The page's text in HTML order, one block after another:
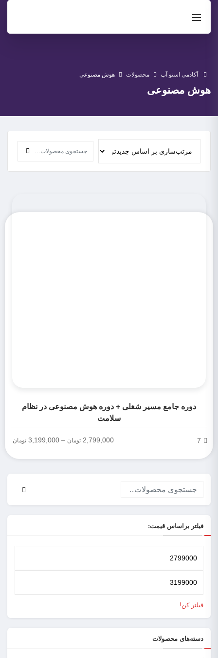
آکادمی استو آپ محصولات هوش مصنوعی
هوش مصنوعی
دوره جامع مسیر شغلی + دوره هوش مصنوعی در نظام
سلامت
7
2,799,000 تومان –
3,199,000 تومان
فیلتر براساس قیمت:
فیلتر کن!
دسته‌های محصولات